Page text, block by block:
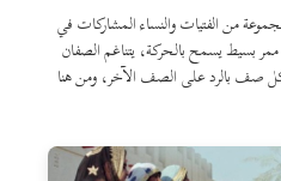
من الفتيات والنساء المشاركات في
بسيط يسمح بالحركة، يتناغم الصفان
كل صف بالرد على الصف الآخر، ومن هنا